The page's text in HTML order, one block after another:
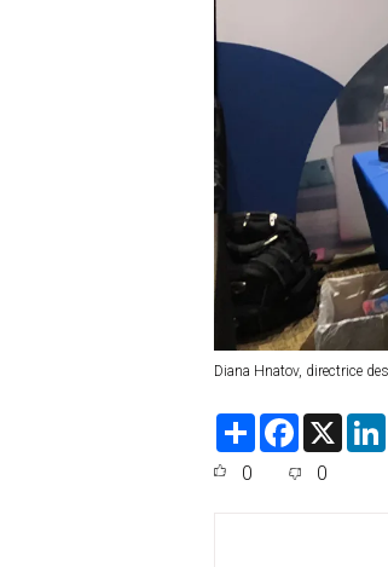
Diana Hnatov, directrice
S
F
e
X
0 0